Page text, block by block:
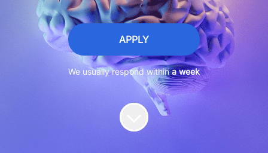
APPLY
We usually respond withina week